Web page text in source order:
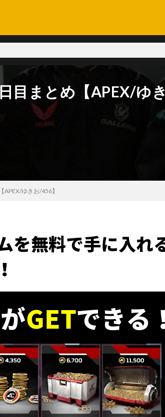
目まとめ【APEX/ゆき
APEX/ゆきお/456】